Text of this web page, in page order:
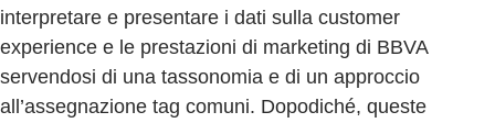
interpretare e presentare i dati sulla customer
experience e le prestazioni di marketing di BBVA
servendosi di una tassonomia e di un approccio
all’assegnazione tag comuni. Dopodiché, queste